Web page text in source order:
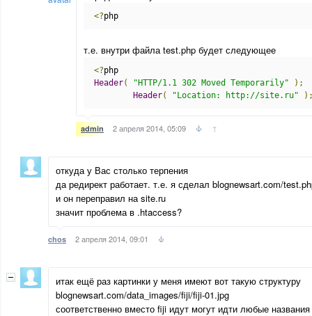
<?php
т.е. внутри файла test.php будет следующее
<?php
Header( "HTTP/1.1 302 Moved Temporarily"
);
Header( "Location: http://site.ru"
admin 2 апреля 2014, 05:09 ↑
откуда у Вас столько терпения
да редирект работает. т.е. я сделал blognewsart.com/
и он переправил на site.ru
значит проблема в .htaccess?
chos 2 апреля 2014, 09:01
итак ещё раз картинки у меня имеют вот такую структуру
blognewsart.com/data_images/fiji/fiji-01.jpg
соответственно вместо fiji идут могут идти любые названия